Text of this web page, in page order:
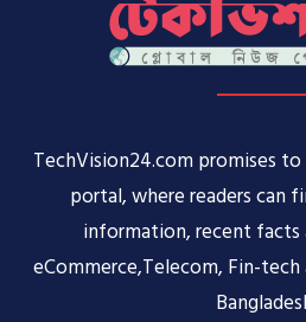
TechVision24.com promises
portal, where readers can
information, recent facts
eCommerce,Telecom, Fin-